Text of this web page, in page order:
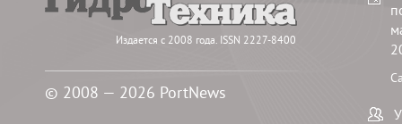
Издается с 2008 года. ISSN 2227-8400
© 2008 — 2026 PortNews